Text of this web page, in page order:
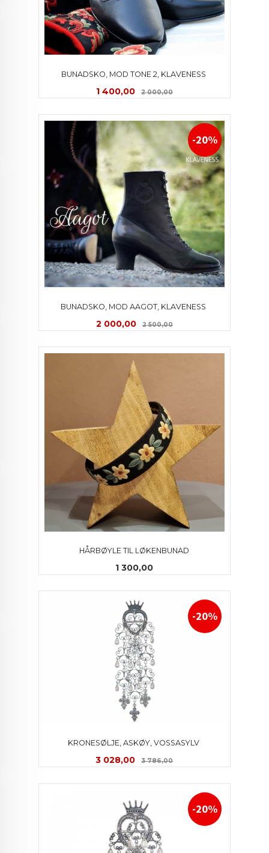
BUNADSKO, MOD TONE 2, KLAVENESS
Tilbud
1 400,00 2 000,00Rabatt
BUNADSKO, MOD AAGOT, KLAVENESS
Tilbud
2 000,00 2 500,00Rabatt
-20%
HÅRBØYLE TIL LØKENBUNAD
Pris
1 300,00
KRONESØLJE, ASKØY, VOSSASYLV
Tilbud
3 028,00 3 786,00Rabatt
-20%
-20%